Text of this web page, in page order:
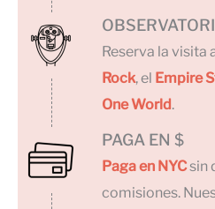
Reserva la visita
Rock, el Empire
One World .
PAGA EN $
Paga en NYCsin
comisiones.